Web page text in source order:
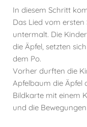
In diesem Schritt
Das Lied vom
untermalt. Die
die Äpfel, setzten
dem Po.
Vorher durften die
Apfelbaum die Äpfel
Bildkarte mit einem
und die